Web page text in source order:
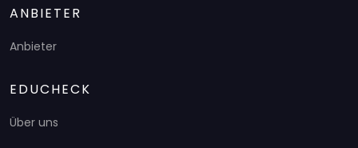
ANBIETER
Anbieter
EDUCHECK
Über uns